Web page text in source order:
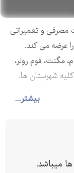
بیشتر...
مصرفی و تعمیراتی
عرضه می کند.
مگنت، فوم رولر،
شهرستان ها.
میباشد.